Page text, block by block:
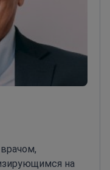
Венского
p>
на